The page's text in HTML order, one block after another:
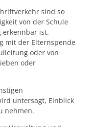
sind so
von der Schule
erkennbar ist.
mit der Elternspende
oder von
oder
untersagt, Einblick
nehmen.